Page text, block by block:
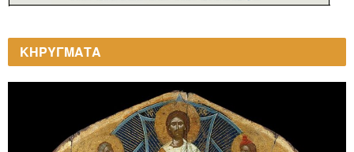
ΚΗΡΥΓΜΑΤΑ